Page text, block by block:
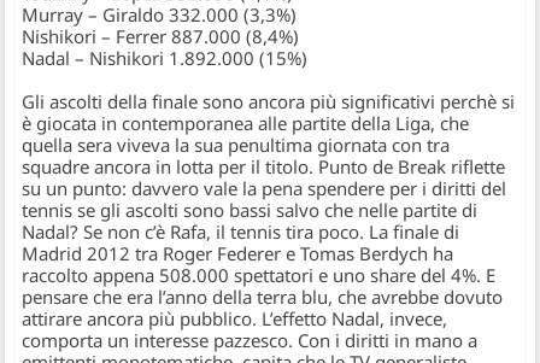
Murray – Giraldo 332.000 (3,3%)
Nishikori – Ferrer 887.000 (8,4%)
Nadal – Nishikori 1.892.000 (15%)
Gli ascolti della finale sono ancora più significativi perchè si
è giocata in contemporanea alle partite della Liga, che
quella sera viveva la sua penultima giornata con tra
squadre ancora in lotta per il titolo. Punto de Break riflette
su un punto: davvero vale la pena spendere per i diritti del
tennis se gli ascolti sono bassi salvo che nelle partite di
Nadal? Se non c’è Rafa, il tennis tira poco. La finale di
Madrid 2012 tra Roger Federer e Tomas Berdych ha
raccolto appena 508.000 spettatori e uno share del 4%. E
pensare che era l’anno della terra blu, che avrebbe dovuto
attirare ancora più pubblico. L’effetto Nadal, invece,
comporta un interesse pazzesco. Con i diritti in mano a